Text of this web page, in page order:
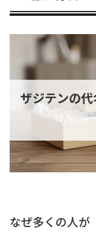
ザジテンの
なぜ多くの人が